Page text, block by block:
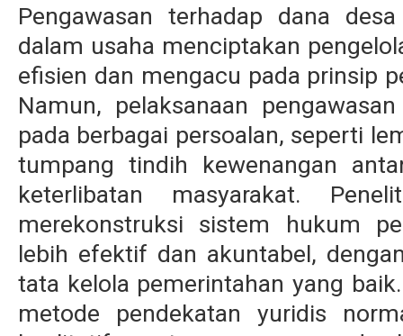
Pengawasan terhadap dana
dalam usaha menciptakan
efisien dan mengacu pada prinsip
Namun, pelaksanaan
pada berbagai persoalan, seperti
tumpang tindih kewenangan
keterlibatan masyarakat.
merekonstruksi sistem hukum
lebih efektif dan akuntabel,
tata kelola pemerintahan yang
metode pendekatan yuridis